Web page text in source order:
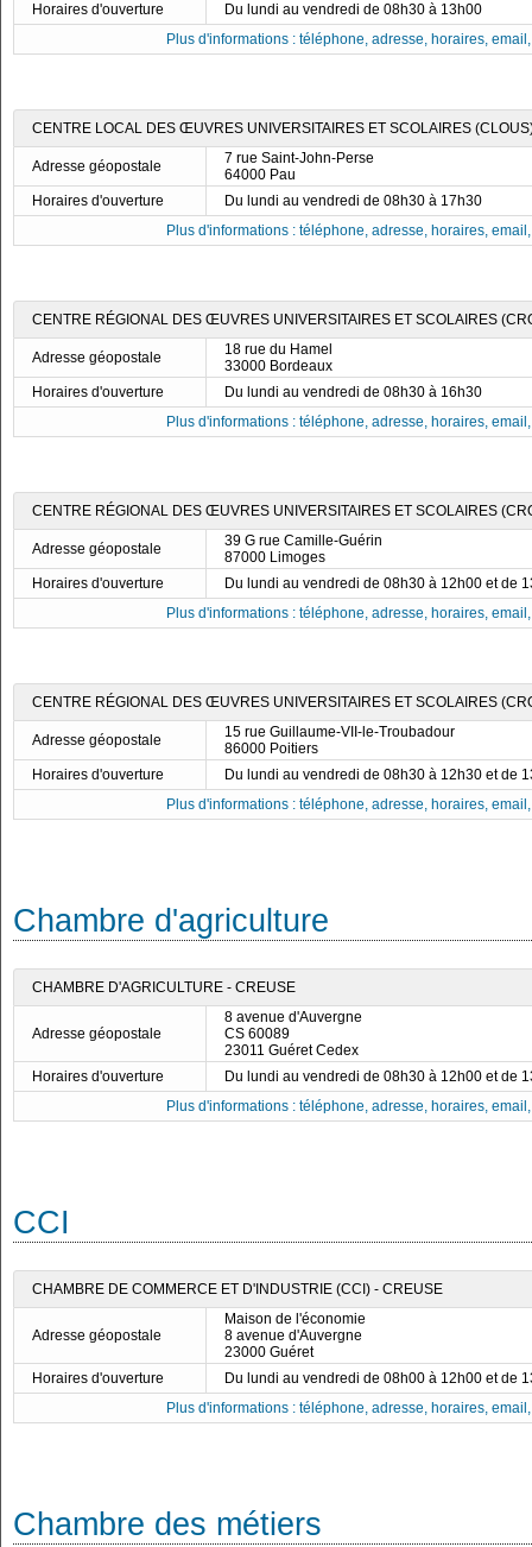
Horaires d'ouverture
Du lundi au vendredi de 08h30 à 13h00
Plus d'informations : téléphone, adresse, horaires,
CENTRE LOCAL DES ŒUVRES UNIVERSITAIRES ET SCOLAIRES
Adresse géopostale
7 rue Saint-John-Perse
64000 Pau
Horaires d'ouverture
Du lundi au vendredi de 08h30 à 17h30
Plus d'informations : téléphone, adresse, horaires,
CENTRE RÉGIONAL DES ŒUVRES UNIVERSITAIRES ET SCOLAIRES
Adresse géopostale
18 rue du Hamel
33000 Bordeaux
Horaires d'ouverture
Du lundi au vendredi de 08h30 à 16h30
Plus d'informations : téléphone, adresse, horaires,
CENTRE RÉGIONAL DES ŒUVRES UNIVERSITAIRES ET SCOLAIRES
Adresse géopostale
39 G rue Camille-Guérin
87000 Limoges
Horaires d'ouverture
Du lundi au vendredi de 08h30 à 12h00 et de
Plus d'informations : téléphone, adresse, horaires,
CENTRE RÉGIONAL DES ŒUVRES UNIVERSITAIRES ET SCOLAIRES
Adresse géopostale
15 rue Guillaume-VII-le-Troubadour
86000 Poitiers
Horaires d'ouverture
Du lundi au vendredi de 08h30 à 12h30 et de
Plus d'informations : téléphone, adresse, horaires,
Chambre d'agriculture
CHAMBRE D'AGRICULTURE - CREUSE
Adresse géopostale
8 avenue d'Auvergne
CS 60089
23011 Guéret Cedex
Horaires d'ouverture
Du lundi au vendredi de 08h30 à 12h00 et de
Plus d'informations : téléphone, adresse, horaires,
CCI
CHAMBRE DE COMMERCE ET D'INDUSTRIE (CCI) - CREUSE
Adresse géopostale
Maison de l'économie
8 avenue d'Auvergne
23000 Guéret
Horaires d'ouverture
Du lundi au vendredi de 08h00 à 12h00 et de
Plus d'informations : téléphone, adresse, horaires,
Chambre des métiers